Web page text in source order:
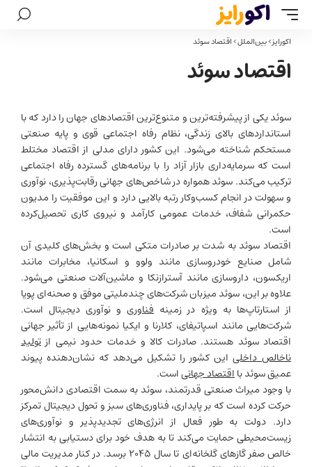
اکورایز>بین‌الملل>اقتصاد سوئد
اقتصاد سوئد
سوئد یکی از پیشرفته‌ترین و متنوع‌ترین اقتصادهای جهان را دارد که با
استانداردهای بالای زندگی، نظام رفاه اجتماعی قوی و پایه صنعتی
مستحکم شناخته می‌شود. این کشور دارای مدلی از اقتصاد مختلط
است که سرمایه‌داری بازار آزاد را با برنامه‌های گسترده رفاه اجتماعی
ترکیب می‌کند. سوئد همواره در شاخص‌های جهانی رقابت‌پذیری، نوآوری
و سهولت در انجام کسب‌وکار رتبه بالایی دارد و این موفقیت را مدیون
حکمرانی شفاف، خدمات عمومی کارآمد و نیروی کاری تحصیل‌کرده
است.
اقتصاد سوئد به شدت بر صادرات متکی است و بخش‌های کلیدی آن
شامل صنایع خودروسازی مانند ولوو و اسکانیا، مخابرات مانند
اریکسون، داروسازی مانند آسترازنکا و ماشین‌آلات صنعتی می‌شود.
علاوه بر این، سوئد میزبان شرکت‌های چندملیتی موفق و صحنه‌ای پویا
از استارتاپ‌ها به ویژه در زمینهفناوریو نوآوری دیجیتال است.
شرکت‌هایی مانند اسپاتیفای، کلارنا و ایکیا نمونه‌هایی از تأثیر جهانی
اقتصاد سوئد هستند. صادرات کالا و خدمات حدود نیمی از تولید
ناخالص داخلیاین کشور را تشکیل می‌دهد که نشان‌دهنده پیوند
عمیق سوئد بااقتصاد جهانیاست.
با وجود میراث صنعتی قدرتمند، سوئد به سمت اقتصادی دانش‌محور
حرکت کرده است که بر پایداری، فناوری‌های سبز و تحول دیجیتال تمرکز
دارد. دولت به طور فعال از انرژی‌های تجدیدپذیر و نوآوری‌های
زیست‌محیطی حمایت می‌کند تا به هدف خود برای دستیابی به انتشار
خالص صفر گازهای گلخانه‌ای تا سال ۲۰۴۵ برسد. در کنار مدیریت مالی